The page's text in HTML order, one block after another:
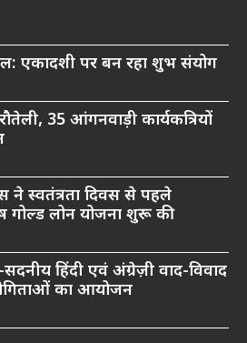
एकादशी पर बन रहा शुभ संयोग
35 आंगनवाड़ी कार्यकत्रियों
स्वतंत्रता दिवस से पहले
गोल्ड लोन योजना शुरू की
हिंदी एवं अंग्रेज़ी वाद-विवाद
का आयोजन